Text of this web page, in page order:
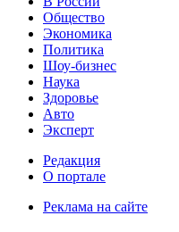
Общество
Экономика
Политика
Шоу-бизнес
Наука
Здоровье
Авто
Эксперт
Редакция
О портале
Реклама на сайте